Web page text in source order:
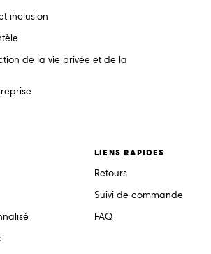
inclusion
de la vie privée et de la
LIENS RAPIDES
Retours
Suivi de commande
FAQ